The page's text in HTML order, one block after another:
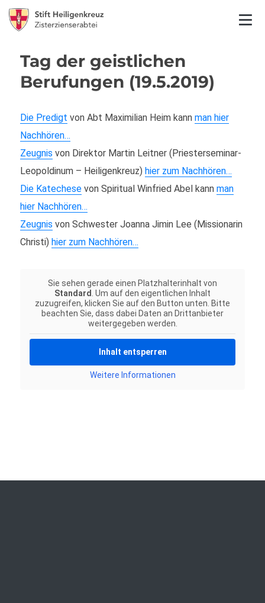
Tag der geistlichen
Berufungen (19.5.2019)
Die Predigt von Abt Maximilian Heim kannman hier
Nachhören…
Zeugnis von Direktor Martin Leitner (Priesterseminar-
Leopoldinum – Heiligenkreuz)hier zum Nachhören…
Die Katechese von Spiritual Winfried Abel kannman
hier Nachhören…
Zeugnis von Schwester Joanna Jimin Lee (Missionarin
Christi)hier zum Nachhören…
Sie sehen gerade einen Platzhalterinhalt von
Standard . Um auf den eigentlichen Inhalt
zuzugreifen, klicken Sie auf den Button unten. Bitte
beachten Sie, dass dabei Daten an Drittanbieter
weitergegeben werden.
Inhalt entsperren
Weitere Informationen